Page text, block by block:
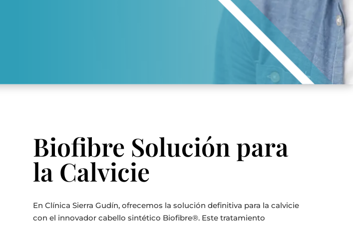
Biofibre Solución para
la Calvicie
En Clínica Sierra Gudín, ofrecemos la solución definitiva para la calvicie
con el innovador cabello sintético Biofibre®. Este tratamiento